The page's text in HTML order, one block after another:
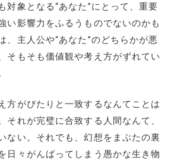
対象となる“あなた”にとって、重要
い影響力をふるうものでないのかも
、主人公や“あなた”のどちらかが悪
そもそも価値観や考え方がずれてい
方がぴたりと一致するなんてことは
それが完璧に合致する人間なんて、
ない。それでも、幻想をまぶたの裏
日々がんばってしまう愚かな生き物